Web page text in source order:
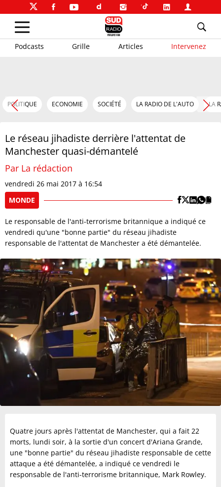
Podcasts Grille Articles Intervenez
POLITIQUE ECONOMIE SOCIÉTÉ LA RADIO DE L'AUTO LA
Le réseau jihadiste derrière l'attentat de
Manchester quasi-démantelé
Par La rédaction
vendredi 26 mai 2017 à 16:54
MONDE
Le responsable de l'anti-terrorisme britannique a indiqué ce
vendredi qu'une "bonne partie" du réseau jihadiste
responsable de l'attentat de Manchester a été démantelée.
Quatre jours après l'attentat de Manchester, qui a fait 22
morts, lundi soir, à la sortie d'un concert d'Ariana Grande,
une "bonne partie" du réseau jihadiste responsable de cette
attaque a été démantelée, a indiqué ce vendredi le
responsable de l'anti-terrorisme britannique, Mark Rowley.